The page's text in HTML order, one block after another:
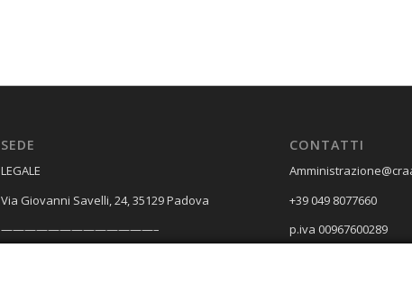
SEDE
​LEGALE
Via Giovanni Savelli, 24, 35129 Padova
—————————————–
CONTATTI
+39 049 8077660
p.iva 00967600289